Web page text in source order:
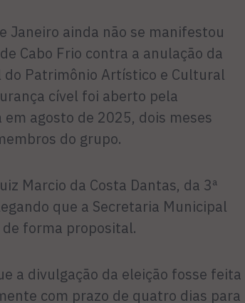
Janeiro ainda não se manifestou
Cabo Frio contra a anulação da
do Patrimônio Artístico e Cultural
cível foi aberto pela
agosto de 2025, dois meses
do grupo.
Marcio da Costa Dantas, da 3ª
que a Secretaria Municipal
forma proposital.
a divulgação da eleição fosse feita
com prazo de quatro dias para